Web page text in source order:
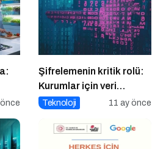
Şifrelemenin kritik rolü:
Kurumlar için veri
güvenliğinin temel
Teknoloji 11 ay önce